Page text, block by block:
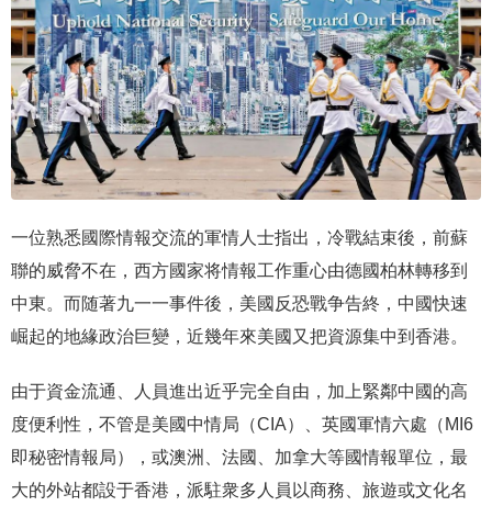
一位熟悉國際情報交流的軍情人士指出，冷戰結束後，前蘇
聯的威脅不在，西方國家将情報工作重心由德國柏林轉移到
中東。而随著九一一事件後，美國反恐戰争告終，中國快速
崛起的地緣政治巨變，近幾年來美國又把資源集中到香港。
由于資金流通、人員進出近乎完全自由，加上緊鄰中國的高
度便利性，不管是美國中情局（CIA）、英國軍情六處（MI6
即秘密情報局），或澳洲、法國、加拿大等國情報單位，最
大的外站都設于香港，派駐衆多人員以商務、旅遊或文化名